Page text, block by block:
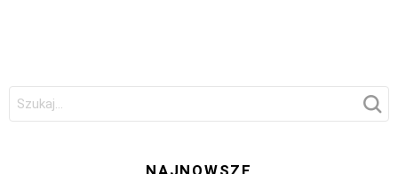
Szukaj:
NAJNOWSZE